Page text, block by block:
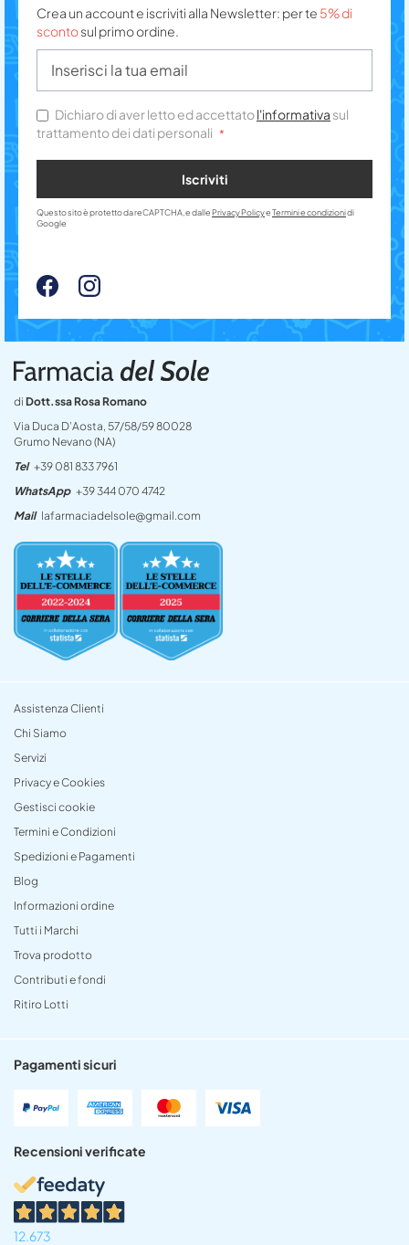
di Dott.ssa Rosa Romano
Via Duca D’Aosta, 57/58/59 80028
Grumo Nevano (NA)
Tel +39 081 833 7961
WhatsApp +39 344 070 4742
Mail lafarmaciadelsole@gmail.com
Assistenza Clienti
Chi Siamo
Servizi
Privacy e Cookies
Gestisci cookie
Termini e Condizioni
Spedizioni e Pagamenti
Blog
Informazioni ordine
Tutti i Marchi
Trova prodotto
Contributi e fondi
Ritiro Lotti
Pagamenti sicuri
Recensioni verificate
12.673
Crea un account e iscriviti alla Newsletter: per te 5% di
scontosul primo ordine.
Dichiaro di aver letto ed accettatol'informativa sul
trattamento dei dati personali
Iscriviti
Questo sito è protetto da reCAPTCHA, e dalle Privacy PolicyeTermini e condizionidi
Google